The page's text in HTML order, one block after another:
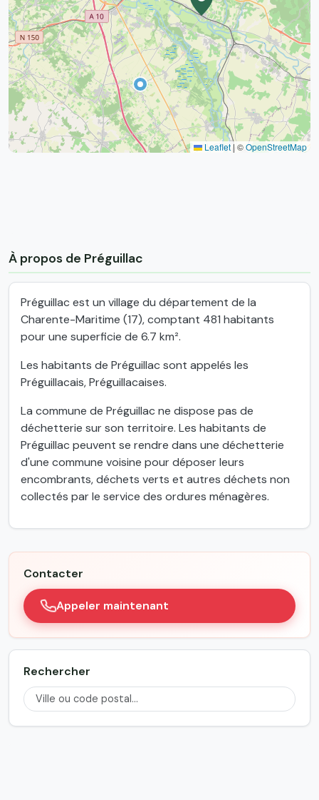
Leaflet | ©OpenStreetMap
À propos de Préguillac
Préguillac est un village du département de la
Charente-Maritime (17), comptant 481 habitants
pour une superficie de 6.7 km².
Les habitants de Préguillac sont appelés les
Préguillacais, Préguillacaises.
La commune de Préguillac ne dispose pas de
déchetterie sur son territoire. Les habitants de
Préguillac peuvent se rendre dans une déchetterie
d'une commune voisine pour déposer leurs
encombrants, déchets verts et autres déchets non
collectés par le service des ordures ménagères.
Contacter
Appeler maintenant
Rechercher